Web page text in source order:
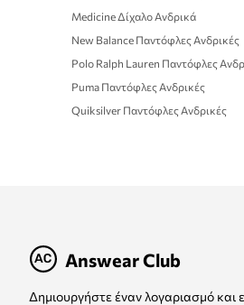
Medicine Δίχαλο Ανδρικά
New Balance Παντόφλες Ανδρικές
Polo Ralph Lauren Παντόφλες
Puma Παντόφλες Ανδρικές
Quiksilver Παντόφλες Ανδρικές
Answear Club
Δημιουργήστε έναν λογαριασμό και